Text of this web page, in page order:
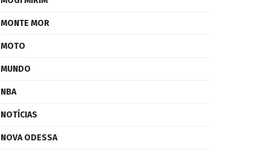
MONTE MOR
MOTO
MUNDO
NBA
NOTÍCIAS
NOVA ODESSA